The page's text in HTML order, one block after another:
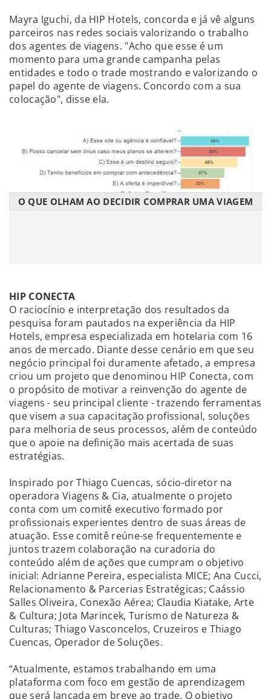
Mayra Iguchi, da HIP Hotels, concorda e já vê alguns
parceiros nas redes sociais valorizando o trabalho
dos agentes de viagens. "Acho que esse é um
momento para uma grande campanha pelas
entidades e todo o trade mostrando e valorizando o
papel do agente de viagens. Concordo com a sua
colocação", disse ela.
O QUE OLHAM AO DECIDIR COMPRAR UMA VIAGEM
HIP CONECTA
O raciocínio e interpretação dos resultados da
pesquisa foram pautados na experiência da HIP
Hotels, empresa especializada em hotelaria com 16
anos de mercado. Diante desse cenário em que seu
negócio principal foi duramente afetado, a empresa
criou um projeto que denominou HIP Conecta, com
o propósito de motivar a reinvenção do agente de
viagens - seu principal cliente - trazendo ferramentas
que visem a sua capacitação profissional, soluções
para melhoria de seus processos, além de conteúdo
que o apoie na definição mais acertada de suas
estratégias.
Inspirado por Thiago Cuencas, sócio-diretor na
operadora Viagens & Cia, atualmente o projeto
conta com um comitê executivo formado por
profissionais experientes dentro de suas áreas de
atuação. Esse comitê reúne-se frequentemente e
juntos trazem colaboração na curadoria do
conteúdo além de ações que cumpram o objetivo
inicial: Adrianne Pereira, especialista MICE; Ana Cucci,
Relacionamento & Parcerias Estratégicas; Caássio
Salles Oliveira, Conexão Aérea; Claudia Kiatake, Arte
& Cultura; Jota Marincek, Turismo de Natureza &
Culturas; Thiago Vasconcelos, Cruzeiros e Thiago
Cuencas, Operador de Soluções.
“Atualmente, estamos trabalhando em uma
plataforma com foco em gestão de aprendizagem
que será lançada em breve ao trade. O objetivo